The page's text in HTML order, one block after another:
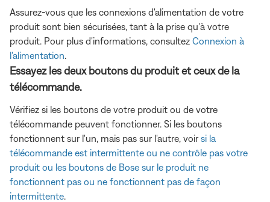
Assurez-vous que les connexions d'alimentation de votre
produit sont bien sécurisées, tant à la prise qu'à votre
produit. Pour plus d'informations, consultez Connexion à
l'alimentation
Essayez les deux boutons du produit et ceux de la
télécommande.
Vérifiez si les boutons de votre produit ou de votre
télécommande peuvent fonctionner. Si les boutons
fonctionnent sur l'un, mais pas sur l'autre, voirsi la
télécommande est intermittente ou ne contrôle pas votre
produit ou les boutons de Bose sur le produit ne
fonctionnent pas ou ne fonctionnent pas de façon
intermittente